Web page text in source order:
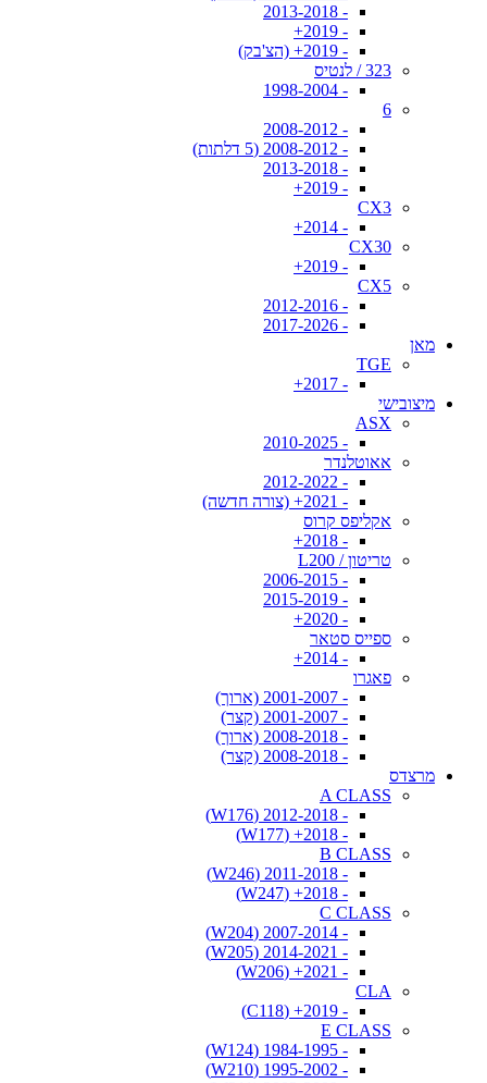
- 2013-2018
- 2019+
- 2019+ (הצ'בק)
323 / לנטיס
- 1998-2004
6
- 2008-2012
- 2008-2012 (5 דלתות)
- 2013-2018
- 2019+
CX3
- 2014+
CX30
- 2019+
CX5
- 2012-2016
- 2017-2026
מאן
TGE
- 2017+
מיצובישי
ASX
- 2010-2025
אאוטלנדר
- 2012-2022
- 2021+ (צורה חדשה)
אקליפס קרוס
- 2018+
טריטון / L200
- 2006-2015
- 2015-2019
- 2020+
ספייס סטאר
- 2014+
פאגרו
- 2001-2007 (ארוך)
- 2001-2007 (קצר)
- 2008-2018 (ארוך)
- 2008-2018 (קצר)
מרצדס
A CLASS
- 2012-2018 (W176)
- 2018+ (W177)
B CLASS
- 2011-2018 (W246)
- 2018+ (W247)
C CLASS
- 2007-2014 (W204)
- 2014-2021 (W205)
- 2021+ (W206)
CLA
- 2019+ (C118)
E CLASS
- 1984-1995 (W124)
- 1995-2002 (W210)